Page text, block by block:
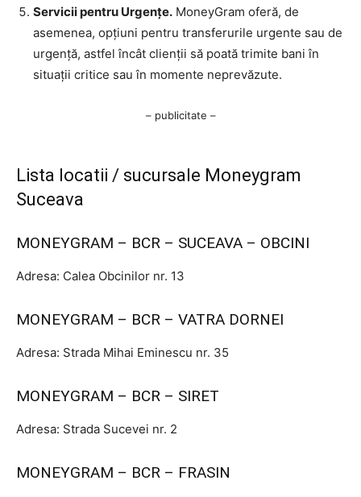
Servicii pentru Urgențe. MoneyGram oferă, de
asemenea, opțiuni pentru transferurile urgente sau de
urgență, astfel încât clienții să poată trimite bani în
situații critice sau în momente neprevăzute.
– publicitate –
Lista locatii / sucursale Moneygram
Suceava
MONEYGRAM – BCR – SUCEAVA – OBCINI
Adresa: Calea Obcinilor nr. 13
MONEYGRAM – BCR – VATRA DORNEI
Adresa: Strada Mihai Eminescu nr. 35
MONEYGRAM – BCR – SIRET
Adresa: Strada Sucevei nr. 2
MONEYGRAM – BCR – FRASIN